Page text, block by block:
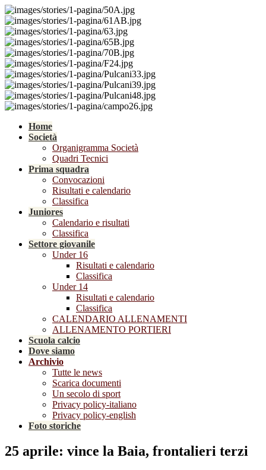
Home
Società
Organigramma Società
Quadri Tecnici
Prima squadra
Convocazioni
Risultati e calendario
Classifica
Juniores
Calendario e risultati
Classifica
Settore giovanile
Under 16
Risultati e calendario
Classifica
Under 14
Risultati e calendario
Classifica
CALENDARIO ALLENAMENTI
ALLENAMENTO PORTIERI
Scuola calcio
Dove siamo
Archivio
Tutte le news
Scarica documenti
Un secolo di sport
Privacy policy-italiano
Privacy policy-english
Foto storiche
25 aprile: vince la Baia, frontalieri terzi